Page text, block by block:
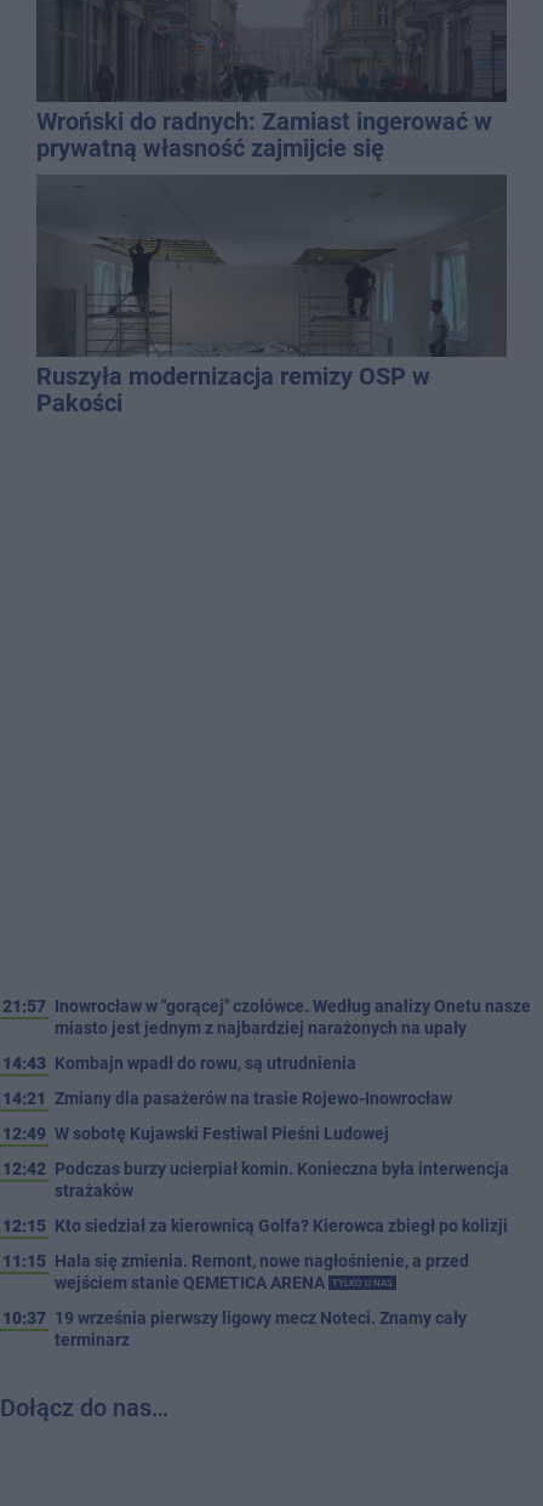
Wroński do radnych: Zamiast ingerować w
prywatną własność zajmijcie się
gospodarką
Ruszyła modernizacja remizy OSP w
Pakości
21:57 Inowrocław w "gorącej" czołówce. Według analizy Onetu nasze
miasto jest jednym z najbardziej narażonych na upały
14:43 Kombajn wpadł do rowu, są utrudnienia
14:21 Zmiany dla pasażerów na trasie Rojewo-Inowrocław
12:49 W sobotę Kujawski Festiwal Pieśni Ludowej
12:42 Podczas burzy ucierpiał komin. Konieczna była interwencja
strażaków
12:15 Kto siedział za kierownicą Golfa? Kierowca zbiegł po kolizji
11:15 Hala się zmienia. Remont, nowe nagłośnienie, a przed
wejściem stanie QEMETICA ARENA
TYLKO U NAS
10:37 19 września pierwszy ligowy mecz Noteci. Znamy cały
terminarz
Dołącz do nas…